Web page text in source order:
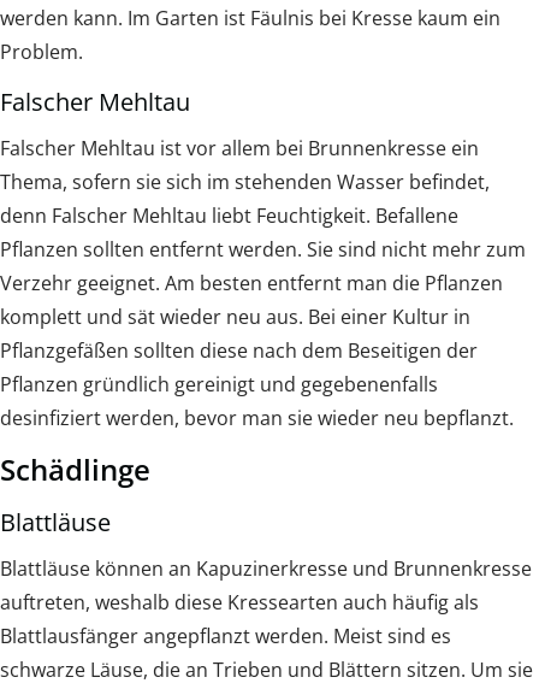
werden kann. Im Garten ist Fäulnis bei Kresse kaum ein
Problem.
Falscher Mehltau
Falscher Mehltau ist vor allem bei Brunnenkresse ein
Thema, sofern sie sich im stehenden Wasser befindet,
denn Falscher Mehltau liebt Feuchtigkeit. Befallene
Pflanzen sollten entfernt werden. Sie sind nicht mehr zum
Verzehr geeignet. Am besten entfernt man die Pflanzen
komplett und sät wieder neu aus. Bei einer Kultur in
Pflanzgefäßen sollten diese nach dem Beseitigen der
Pflanzen gründlich gereinigt und gegebenenfalls
desinfiziert werden, bevor man sie wieder neu bepflanzt.
Schädlinge
Blattläuse
Blattläuse können an Kapuzinerkresse und Brunnenkresse
auftreten, weshalb diese Kressearten auch häufig als
Blattlausfänger angepflanzt werden. Meist sind es
schwarze Läuse, die an Trieben und Blättern sitzen. Um sie